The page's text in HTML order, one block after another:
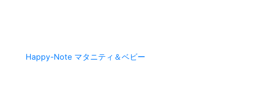
Happy-Note マタニティ＆ベビー